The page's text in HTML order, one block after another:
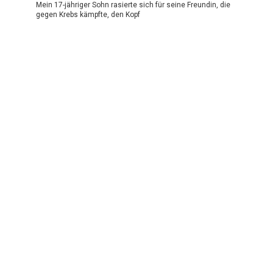
Mein 17-jähriger Sohn rasierte sich für seine Freundin, die
gegen Krebs kämpfte, den Kopf